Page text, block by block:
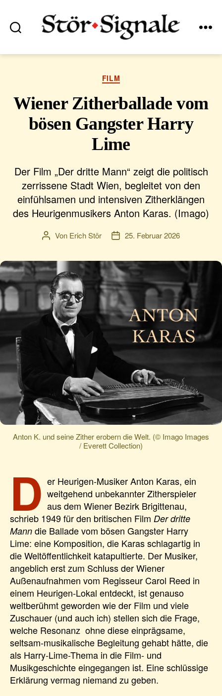
Kategorien
FILM
Wiener Zitherballade vom
bösen Gangster Harry
Lime
Der Film „Der dritte Mann“ zeigt die politisch
zerrissene Stadt Wien, begleitet von den
einfühlsamen und intensiven Zitherklängen
des Heurigenmusikers Anton Karas. (Imago)
Beitragsautor
Von Erich Stör Veröffentlichungsdatum
25. Februar 2026
Anton K. und seine Zither erobern die Welt. (© Imago Images
/ Everett Collection)
D er Heurigen-Musiker Anton Karas, ein
weitgehend unbekannter Zitherspieler
aus dem Wiener Bezirk Brigittenau,
schrieb 1949 für den britischen Film Der dritte
Mann die Ballade vom bösen Gangster Harry
Lime: eine Komposition, die Karas schlagartig in
die Weltöffentlichkeit katapultierte. Der Musiker,
angeblich erst zum Schluss der Wiener
Außenaufnahmen vom Regisseur Carol Reed in
einem Heurigen-Lokal entdeckt, ist genauso
weltberühmt geworden wie der Film und viele
Zuschauer (und auch ich) stellen sich die Frage,
welche Resonanz ohne diese einprägsame,
seltsam-musikalische Begleitung gehabt hätte, die
als Harry-Lime-Thema in die Film- und
Musikgeschichte eingegangen ist. Eine schlüssige
Erklärung vermag niemand zu geben.